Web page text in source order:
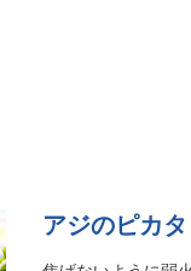
アジのピカタ